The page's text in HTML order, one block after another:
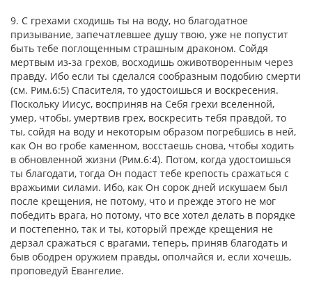
9. С грехами сходишь ты на воду, но благодатное
призывание, запечатлевшее душу твою, уже не попустит
быть тебе поглощенным страшным драконом. Сойдя
мертвым из-за грехов, восходишь оживотворенным через
правду. Ибо если ты сделался сообразным подобию смерти
(см. Рим.6:5) Спасителя, то удостоишься и воскресения.
Поскольку Иисус, восприняв на Себя грехи вселенной,
умер, чтобы, умертвив грех, воскресить тебя правдой, то
ты, сойдя на воду и некоторым образом погребшись в ней,
как Он во гробе каменном, восстаешь снова, чтобы ходить
в обновленной жизни (Рим.6:4). Потом, когда удостоишься
ты благодати, тогда Он подаст тебе крепость сражаться с
вражьими силами. Ибо, как Он сорок дней искушаем был
после крещения, не потому, что и прежде этого не мог
победить врага, но потому, что все хотел делать в порядке
и постепенно, так и ты, который прежде крещения не
дерзал сражаться с врагами, теперь, приняв благодать и
быв ободрен оружием правды, ополчайся и, если хочешь,
проповедуй Евангелие.